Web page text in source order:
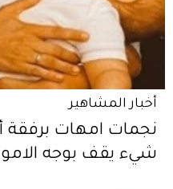
أخبار المشاهير
نجمات امهات برفقة
شيء يقف بوجه